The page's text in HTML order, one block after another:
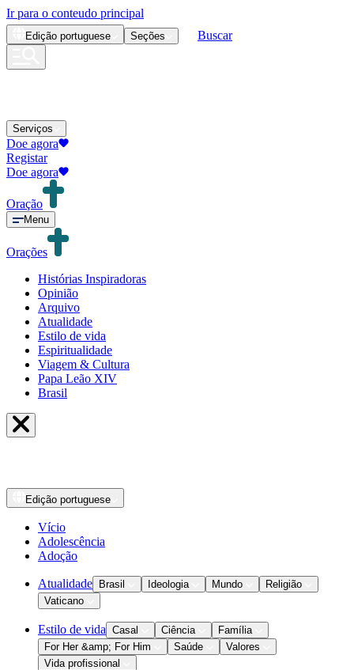
Ir para o conteudo principal
Edição portuguese Seções Buscar
Serviços
Doe agora
Registar
Doe agora
Oração
Menu
Orações
Histórias Inspiradoras
Opinião
Arquivo
Atualidade
Estilo de vida
Espiritualidade
Viagem & Cultura
Papa Leão XIV
Brasil
Edição portuguese
Vício
Adolescência
Adoção
Atualidade Brasil Ideologia Mundo
Religião
Vaticano
Estilo de vida Casal Ciência
Família
For Her &amp; For Him
Saúde
Valores
Vida profissional